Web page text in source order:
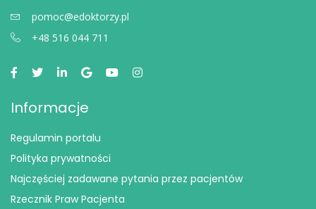
pomoc@edoktorzy.pl
+48 516 044 711
Informacje
Regulamin portalu
Polityka prywatności
Najczęściej zadawane pytania przez pacjentów
Rzecznik Praw Pacjenta